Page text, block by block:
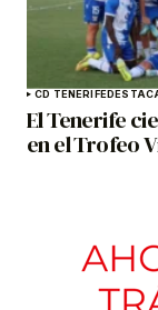
CD TENERIFE
El Tenerife
en el Trofeo